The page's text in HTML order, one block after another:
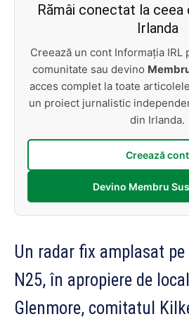
Rămâi conectat la ceea
Irlanda
Creează un cont Informația IRL
comunitate sau devino
acces complet la toate
un proiect jurnalistic
din Irlanda.
Creează cont
Devino Membru
Un radar fix amplasat
N25, în apropiere de
Glenmore, comitatul